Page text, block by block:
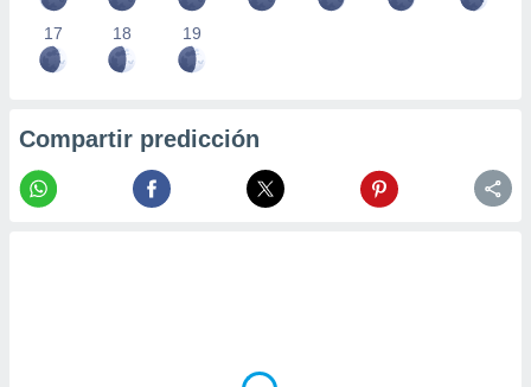
17 18 19
Compartir predicción